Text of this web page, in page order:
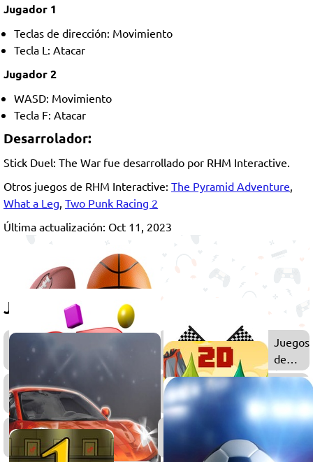
Jugador 1
Teclas de dirección: Movimiento
Tecla L: Atacar
Jugador 2
WASD: Movimiento
Tecla F: Atacar
Desarrolador:
Stick Duel: The War fue desarrollado por RHM Interactive.
Otros juegos de RHM Interactive: The Pyramid Adventure
What a Leg Two Punk Racing 2
Última actualización: Oct 11, 2023
Juega también
Juegos
de
Deportes
Juegos
de
Juegos
3D
Juegos
2D
Juegos
de
Juegos